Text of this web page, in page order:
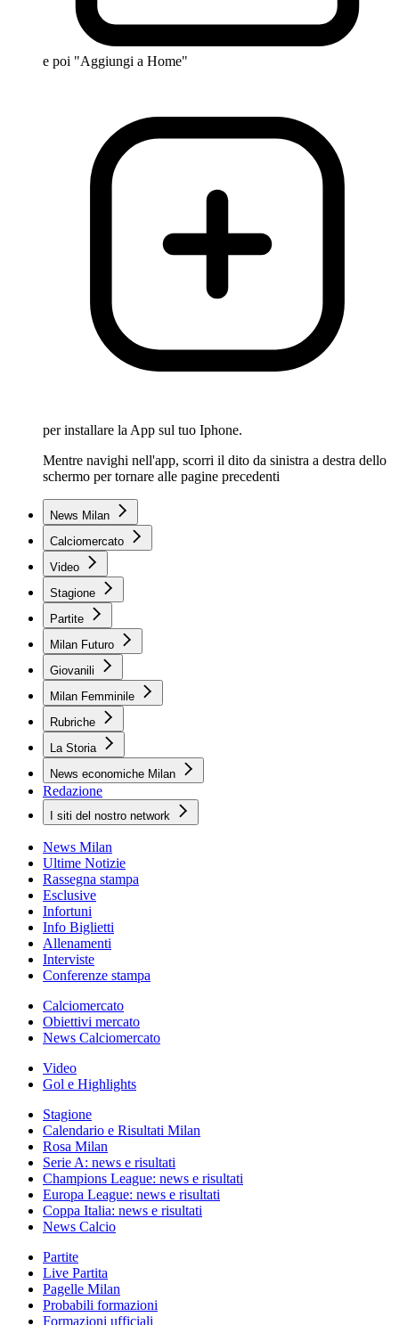
e poi "Aggiungi a Home"
per installare la App sul tuo Iphone.
Mentre navighi nell'app, scorri il dito da sinistra a destra dello
schermo per tornare alle pagine precedenti
News Milan
Calciomercato
Video
Stagione
Partite
Milan Futuro
Giovanili
Milan Femminile
Rubriche
La Storia
News economiche Milan
Redazione
I siti del nostro network
News Milan
Ultime Notizie
Rassegna stampa
Esclusive
Infortuni
Info Biglietti
Allenamenti
Interviste
Conferenze stampa
Calciomercato
Obiettivi mercato
News Calciomercato
Video
Gol e Highlights
Stagione
Calendario e Risultati Milan
Rosa Milan
Serie A: news e risultati
Champions League: news e risultati
Europa League: news e risultati
Coppa Italia: news e risultati
News Calcio
Partite
Live Partita
Pagelle Milan
Probabili formazioni
Formazioni ufficiali